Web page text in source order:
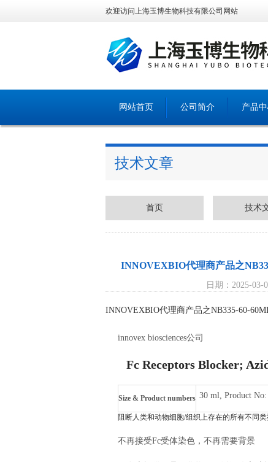
欢迎访问上海玉博生物科技有限公司网站
网站首页 公司简介 产品
技术文章
首页 技术
INNOVEXBIO代理商产品之
日期：2025-03-
INNOVEXBIO代理商产品之NB335-60-
innovex biosciences公司
Fc Receptors Blocker;
Free
Size & Product numbers 30 ml, Product
阻断人类和动物细胞/组织上存在的所有不同
不再接受Fc受体染色，不再需要背景